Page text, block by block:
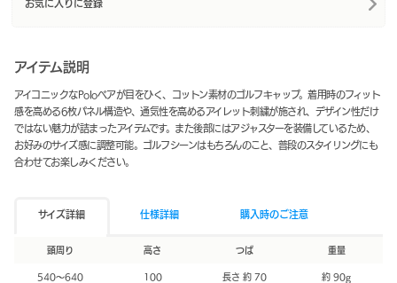
お気に入りに登録
アイテム説明
アイコニックなPoloベアが目をひく、コットン素材のゴルフキャップ。着用時のフィット
感を高める6枚パネル構造や、通気性を高めるアイレット刺繍が施され、デザイン性だけ
ではない魅力が詰まったアイテムです。また後部にはアジャスターを装備しているため、
お好みのサイズ感に調整可能。ゴルフシーンはもちろんのこと、普段のスタイリングにも
合わせてお楽しみください。
サイズ詳細 仕様詳細 購入時のご注意
頭周り
540～640
高さ
100
つば
長さ 約 70
重量
約 90g